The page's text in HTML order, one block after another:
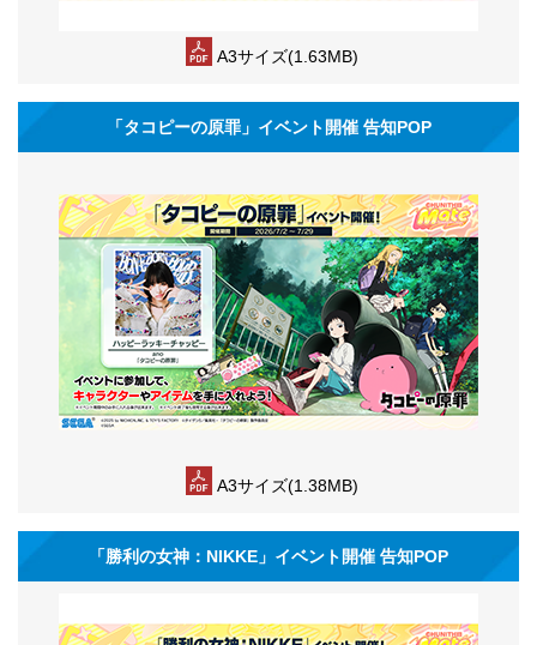
A3サイズ(1.63MB)
「タコピーの原罪」イベント開催 告知POP
A3サイズ(1.38MB)
「勝利の女神：NIKKE」イベント開催 告知POP